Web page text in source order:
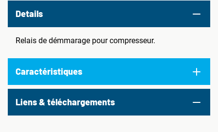
Details
Relais de démmarage pour compresseur.
Caractéristiques
Liens & téléchargements